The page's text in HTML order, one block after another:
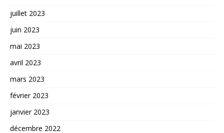
juillet 2023
juin 2023
mai 2023
avril 2023
mars 2023
février 2023
janvier 2023
décembre 2022